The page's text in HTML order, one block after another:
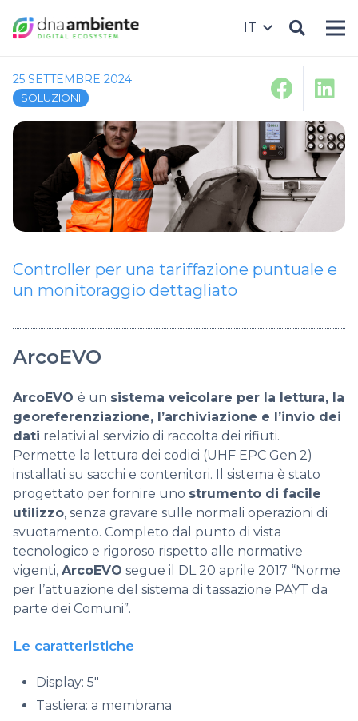
IT
25 SETTEMBRE 2024
SOLUZIONI
ArcoEVO
ArcoEVO è un sistema veicolare per la lettura, la
georeferenziazione, l’archiviazione e l’invio dei
dati relativi al servizio di raccolta dei rifiuti.
Permette la lettura dei codici (UHF EPC Gen 2)
installati su sacchi e contenitori. Il sistema è stato
progettato per fornire uno strumento di facile
utilizzo, senza gravare sulle normali operazioni di
svuotamento. Completo dal punto di vista
tecnologico e rigoroso rispetto alle normative
vigenti, ArcoEVO segue il DL 20 aprile 2017 “Norme
per l’attuazione del sistema di tassazione PAYT da
parte dei Comuni”.
Le caratteristiche
Display: 5″
Tastiera: a membrana
Controller per una tariffazione puntuale e
un monitoraggio dettagliato